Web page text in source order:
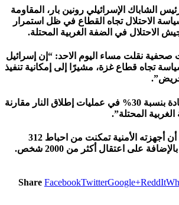
الشاباك الإسرائيلي رونين بار، المقاومة
الاحتلال تجاه القطاع في ظل استمرار
الاحتلال في الضفة الغربية المحتلة.
نقلت مساء اليوم الاحد: “إن إسرائيل
تجاه قطاع غزة، مشيرًا إلى إمكانية تنفيذ
وأوضح بار أن هناك زيادة بنسبة 30% في عمليات إطلاق النار مقارنة
المحتلة”.
ويزعم رئيس الشاباك أن أجهزته الأمنية تمكنت من احباط 312
على اعتقال أكثر من 2000 شخص.
Share FacebookTwitterGoogle+ReddIt